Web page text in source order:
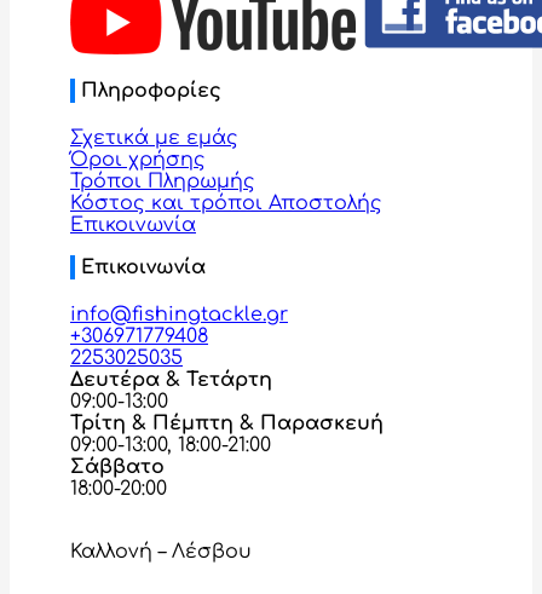
Πληροφορίες
Σχετικά με εμάς
Όροι χρήσης
Τρόποι Πληρωμής
Κόστος και τρόποι Αποστολής
Επικοινωνία
Επικοινωνία
info@fishingtackle.gr
+306971779408
2253025035
Δευτέρα & Τετάρτη
09:00-13:00
Τρίτη & Πέμπτη & Παρασκευή
09:00-13:00, 18:00-21:00
Σάββατο
18:00-20:00
Καλλονή – Λέσβου